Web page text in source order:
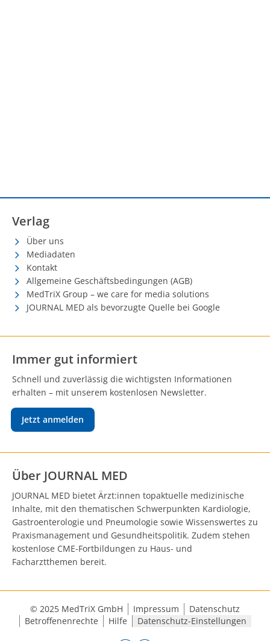
Verlag
Über uns
Mediadaten
Kontakt
Allgemeine Geschäftsbedingungen (AGB)
MedTriX Group – we care for media solutions
JOURNAL MED als bevorzugte Quelle bei Google
Immer gut informiert
Schnell und zuverlässig die wichtigsten Informationen
erhalten – mit unserem kostenlosen Newsletter.
Jetzt anmelden
Über JOURNAL MED
JOURNAL MED bietet Ärzt:innen topaktuelle medizinische
Inhalte, mit den thematischen Schwerpunkten Kardiologie,
Gastroenterologie und Pneumologie sowie Wissenswertes zu
Praxismanagement und Gesundheitspolitik. Zudem stehen
kostenlose CME-Fortbildungen zu Haus- und
Facharztthemen bereit.
© 2025 MedTriX GmbH Impressum
Datenschutz
Betroffenenrechte
Hilfe Datenschutz-Einstellungen